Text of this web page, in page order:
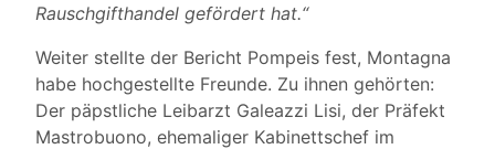
Rauschgifthandel gefördert hat.“
Weiter stellte der Bericht Pompeis fest, Montagna
habe hochgestellte Freunde. Zu ihnen gehörten:
Der päpstliche Leibarzt Galeazzi Lisi, der Präfekt
Mastrobuono, ehemaliger Kabinettschef im